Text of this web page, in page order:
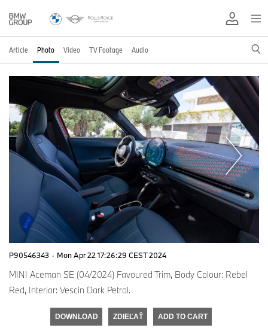
Article Photo Video TV Footage Audio
P90546343 · Mon Apr 22 17:26:29 CEST 2024
MINI Aceman SE (04/2024) Favoured Trim, Body Colour: Rebel
Red, Interior: Vescin Dark Petrol.
DOWNLOAD ZDIEĽAŤ ADD TO CART